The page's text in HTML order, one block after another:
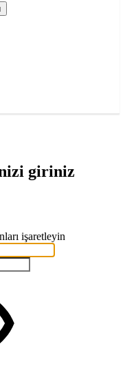
giriniz
işaretleyin